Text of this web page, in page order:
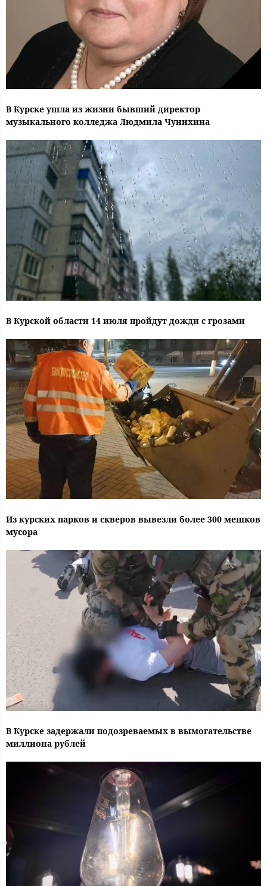
В Курске ушла из жизни бывший директор
музыкального колледжа Людмила Чунихина
В Курской области 14 июля пройдут дожди с грозами
Из курских парков и скверов вывезли более 300 мешков
мусора
В Курске задержали подозреваемых в вымогательстве
миллиона рублей